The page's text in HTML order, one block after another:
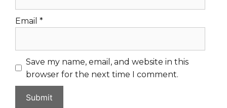
Email *
Save my name, email, and website in this
browser for the next time I comment.